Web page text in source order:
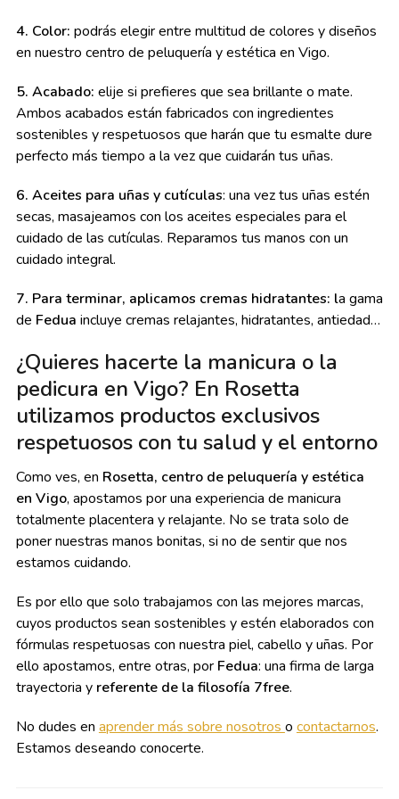
4. Color: podrás elegir entre multitud de colores y diseños
en nuestro centro de peluquería y estética en Vigo.
5. Acabado: elije si prefieres que sea brillante o mate.
Ambos acabados están fabricados con ingredientes
sostenibles y respetuosos que harán que tu esmalte dure
perfecto más tiempo a la vez que cuidarán tus uñas.
6. Aceites para uñas y cutículas: una vez tus uñas estén
secas, masajeamos con los aceites especiales para el
cuidado de las cutículas. Reparamos tus manos con un
cuidado integral.
7. Para terminar, aplicamos cremas hidratantes: la gama
de Fedua incluye cremas relajantes, hidratantes, antiedad…
¿Quieres hacerte la manicura o la
pedicura en Vigo? En Rosetta
utilizamos productos exclusivos
respetuosos con tu salud y el entorno
Como ves, en Rosetta, centro de peluquería y estética
en Vigo, apostamos por una experiencia de manicura
totalmente placentera y relajante. No se trata solo de
poner nuestras manos bonitas, si no de sentir que nos
estamos cuidando.
Es por ello que solo trabajamos con las mejores marcas,
cuyos productos sean sostenibles y estén elaborados con
fórmulas respetuosas con nuestra piel, cabello y uñas. Por
ello apostamos, entre otras, por Fedua: una firma de larga
trayectoria yreferente de la filosofía 7free.
No dudes en aprender más sobre nosotros o contactarnos.
Estamos deseando conocerte.